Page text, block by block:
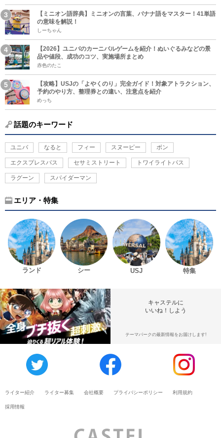
【ミニオン語辞典】ミニオンの言葉、バナナ語をマスター！41単語
の意味を解説！
しーちゃん
【2026】ユニバのカーニバルゲームを紹介！ぬいぐるみなどの景
品や値段、成功のコツ、実施場所まとめ
赤色のたこ
【攻略】USJの「よやくのり」完全ガイド！対象アトラクション、
予約のやり方、整理券との違い、注意点を紹介
めっち
話題のキーワード
ユニバ なると フィー スヌーピー ボン
エクスプレスパス セサミストリート トワイライトパス
ラグーン スパイダーマン
エリア・特集
ランド シー USJ 特集
キャステルに
いいね！しよう
テーマパークの最新情報をお届けします!
ライター紹介 ライター募集 会社概要 プライバシーポリシー 利用規約
採用情報